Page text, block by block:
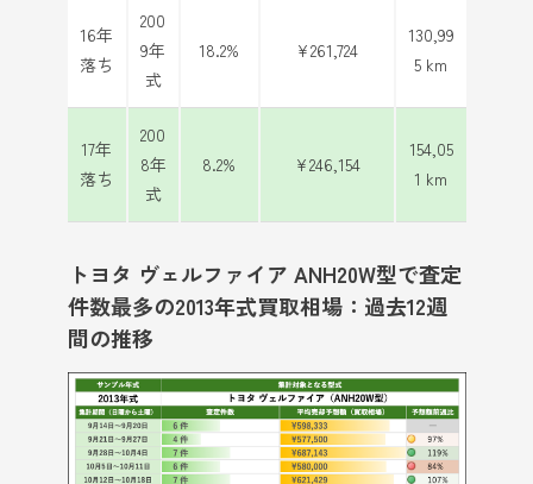
16年
落ち
200
9年
式
18.2% ¥261,724
130,99
5 km
17年
落ち
200
8年
式
8.2% ¥246,154
154,05
1 km
トヨタ ヴェルファイア ANH20W型で査定
件数最多の2013年式買取相場：過去12週
間の推移